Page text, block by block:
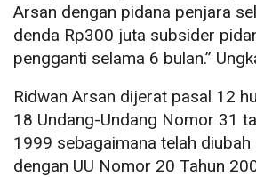
Arsan dengan pidana penjara
denda Rp300 juta subsider
pengganti selama 6 bulan.”
Ridwan Arsan dijerat pasal 12
18 Undang-Undang Nomor 31
1999 sebagaimana telah
dengan UU Nomor 20 Tahun